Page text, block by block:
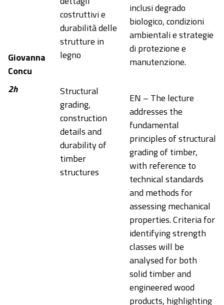
Giovanna
Concu
2h
costruttivi e
durabilità delle
strutture in
legno
Structural
grading,
construction
details and
durability of
timber
structures
inclusi degrado
biologico, condizioni
ambientali e strategie
di protezione e
manutenzione.
EN – The lecture
addresses the
fundamental
principles of structural
grading of timber,
with reference to
technical standards
and methods for
assessing mechanical
properties. Criteria for
identifying strength
classes will be
analysed for both
solid timber and
engineered wood
products, highlighting